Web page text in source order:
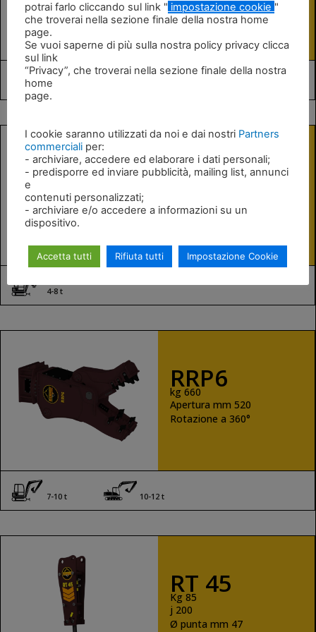
Rotazione a 360°
4-7 t
RMF5
4-8 t
RRP6
kg 660
Apertura mm 520
Rotazione a 360°
7-10 t 10-12 t
RT 45
Kg 85
j 200
Ø punta mm 47
potrai farlo cliccando sul link " impostazione cookie "
che troverai nella sezione finale della nostra home
page.
Se vuoi saperne di più sulla nostra policy privacy clicca
sul link
“Privacy”, che troverai nella sezione finale della nostra
home
page.
I cookie saranno utilizzati da noi e dai nostri Partners
commerciali per:
- archiviare, accedere ed elaborare i dati personali;
- predisporre ed inviare pubblicità, mailing list, annunci
e
contenuti personalizzati;
- archiviare e/o accedere a informazioni su un
dispositivo.
Accetta tutti Rifiuta tutti Impostazione Cookie